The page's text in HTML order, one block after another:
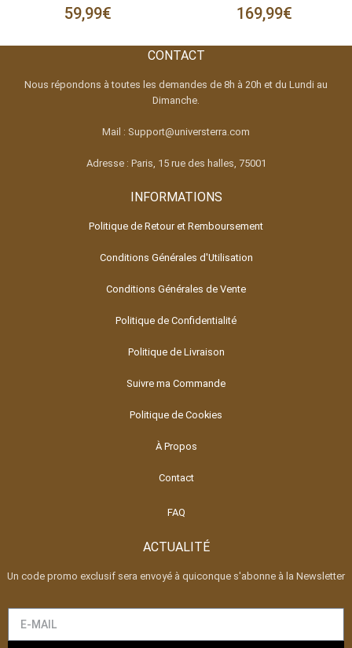
59,99€ 169,99€
CONTACT
Nous répondons à toutes les demandes de 8h à 20h et du Lundi au
Dimanche.
Mail : Support@universterra.com
Adresse : Paris, 15 rue des halles, 75001
INFORMATIONS
Politique de Retour et Remboursement
Conditions Générales d'Utilisation
Conditions Générales de Vente
Politique de Confidentialité
Politique de Livraison
Suivre ma Commande
Politique de Cookies
À Propos
Contact
FAQ
ACTUALITÉ
Un code promo exclusif sera envoyé à quiconque s'abonne à la Newsletter